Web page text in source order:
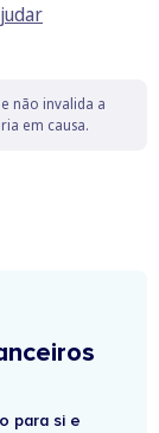
não invalida a
em causa.
para si e